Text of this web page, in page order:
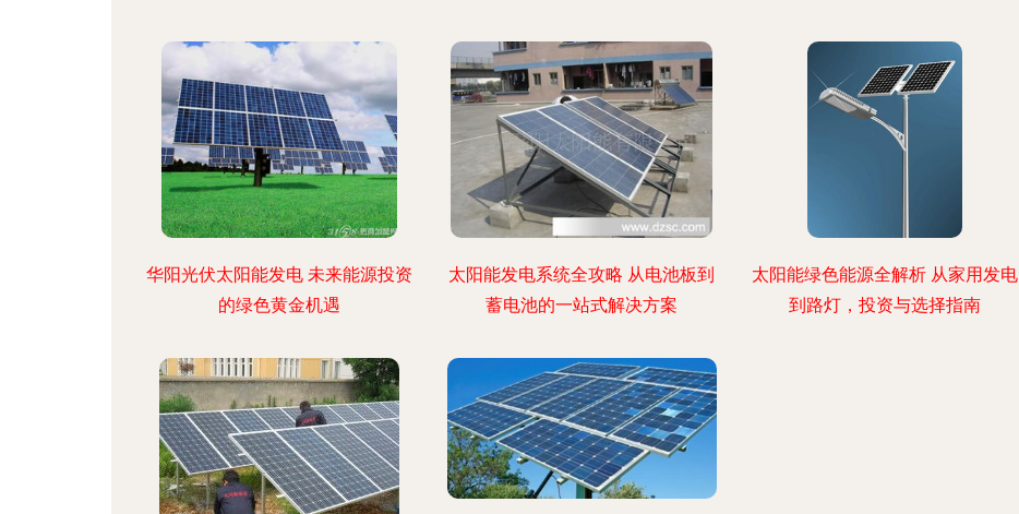
华阳光伏太阳能发电 未来能源投资
的绿色黄金机遇
太阳能发电系统全攻略 从电池板到
蓄电池的一站式解决方案
太阳能绿色能源全解析 从家用发电
到路灯，投资与选择指南